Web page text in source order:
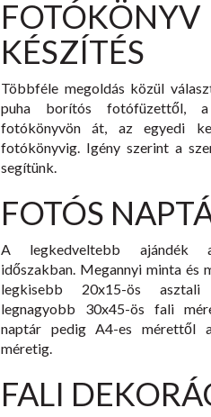
FOTÓKÖNYV
KÉSZÍTÉS
Többféle megoldás közül
puha borítós fotófüzettől,
fotókönyvön át, az egyedi
fotókönyvig. Igény szerint a
segítünk.
FOTÓS
A legkedveltebb ajándék
időszakban. Megannyi minta és
legkisebb 20x15-ös
legnagyobb 30x45-ös fali
naptár pedig A4-es mérettől
méretig.
FALI